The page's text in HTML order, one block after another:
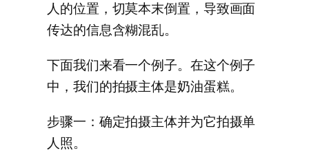
人的位置，切莫本末倒置，导致画面
传达的信息含糊混乱。
下面我们来看一个例子。在这个例子
中，我们的拍摄主体是奶油蛋糕。
步骤一：确定拍摄主体并为它拍摄单
人照。